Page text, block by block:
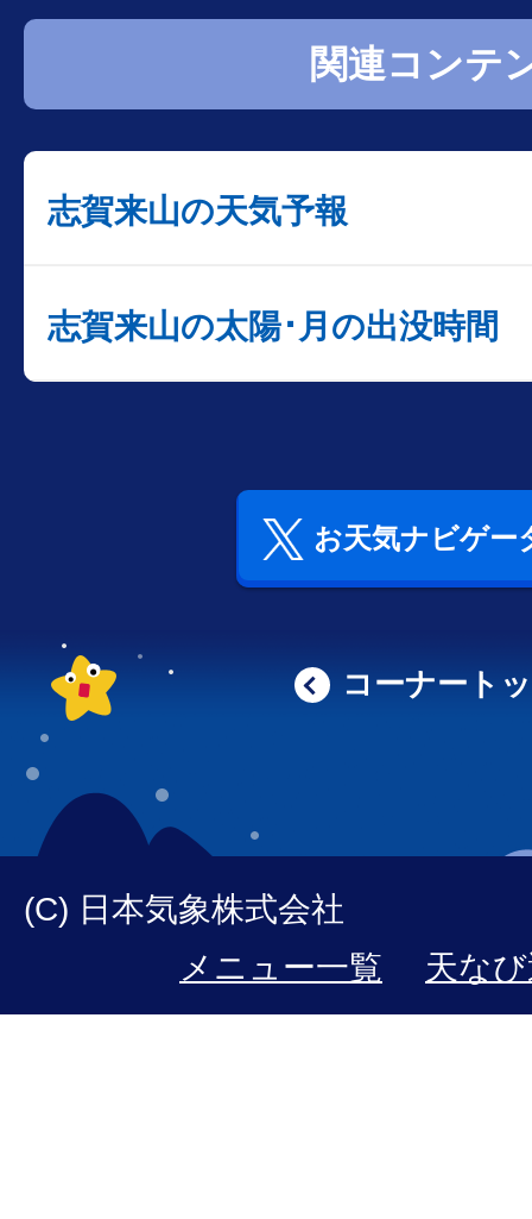
関連コンテ
志賀来山の天気予報
志賀来山の太陽･月の出没時間
お天気ナビゲー
コーナート
(C) 日本気象株式会社
メニュー一覧
天な